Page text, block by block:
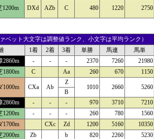
1200m DXd AZb C 480 1220 2750
ベット大文字は調整値ランク、小文字は平均ランク）
1着 2着 3着 単勝 馬連 馬単
2860m - - - 2370 7260 21980
1800m C Aa 260 670 1150
1000m CXa Ab
Z
1010 2660 5260
B
2860m - - - 970 3710 7210
1200m - - - 260 780 1560
1700m CXc Zd 1200 5160 10350
2000m Zb b 820 2260 5230